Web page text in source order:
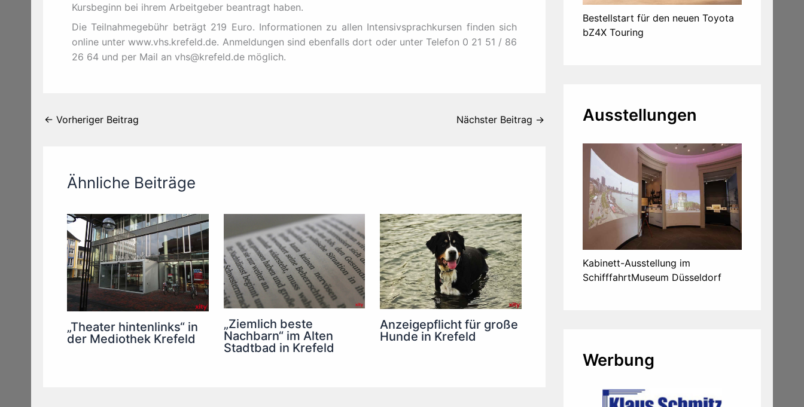
Kursbeginn bei ihrem Arbeitgeber beantragt haben.
Die Teilnahmegebühr beträgt 219 Euro. Informationen zu allen Intensivsprachkursen finden sich
online unter www.vhs.krefeld.de. Anmeldungen sind ebenfalls dort oder unter Telefon 0 21 51 / 86
26 64 und per Mail an vhs@krefeld.de möglich.
← Vorheriger Beitrag Nächster Beitrag →
Ähnliche Beiträge
„Theater hintenlinks“ in
der Mediothek Krefeld
„Ziemlich beste
Nachbarn“ im Alten
Stadtbad in Krefeld
Anzeigepflicht für große
Hunde in Krefeld
Bestellstart für den neuen Toyota
bZ4X Touring
Ausstellungen
Kabinett-Ausstellung im
SchifffahrtMuseum Düsseldorf
Werbung